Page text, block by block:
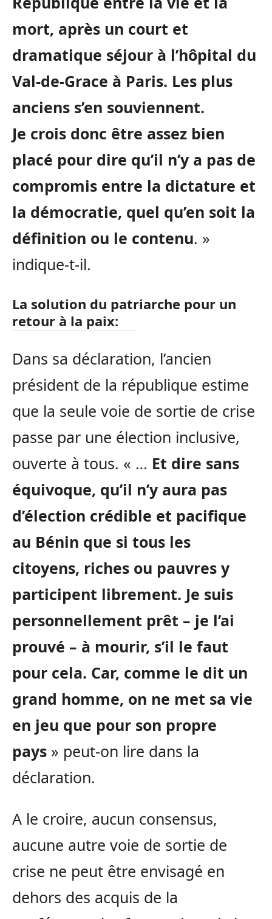
mort, après un court et
dramatique séjour à l’hôpital du
Val-de-Grace à Paris. Les plus
anciens s’en souviennent.
Je crois donc être assez bien
placé pour dire qu’il n’y a pas de
compromis entre la dictature et
la démocratie, quel qu’en soit la
définition ou le contenu. »
indique-t-il.
La solution du patriarche pour un
retour à la paix:
Dans sa déclaration, l’ancien
président de la république estime
que la seule voie de sortie de crise
passe par une élection inclusive,
ouverte à tous. « … Et dire sans
équivoque, qu’il n’y aura pas
d’élection crédible et pacifique
au Bénin que si tous les
citoyens, riches ou pauvres y
participent librement. Je suis
personnellement prêt – je l’ai
prouvé – à mourir, s’il le faut
pour cela. Car, comme le dit un
grand homme, on ne met sa vie
en jeu que pour son propre
pays » peut-on lire dans la
déclaration.
A le croire, aucun consensus,
aucune autre voie de sortie de
crise ne peut être envisagé en
dehors des acquis de la